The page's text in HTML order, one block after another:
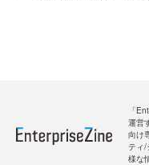
「
運営
向け
ティ
様な